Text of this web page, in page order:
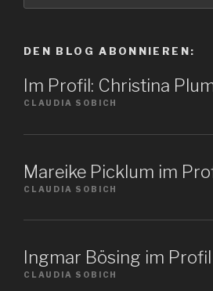
DEN BLOG ABONNIEREN:
Im Profil: Christina
CLAUDIA SOBICH
Mareike Picklum im
CLAUDIA SOBICH
Ingmar Bösing im Profil
CLAUDIA SOBICH